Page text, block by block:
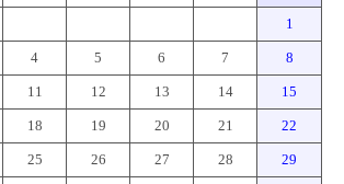
1
4 5 6 7 8
11 12 13 14 15
18 19 20 21 22
25 26 27 28 29